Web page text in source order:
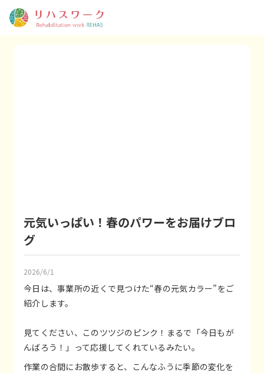
元気いっぱい！春のパワーをお届けブロ
グ
2026/6/1
今日は、事業所の近くで見つけた“春の元気カラー”をご
紹介します。
見てください、このツツジのピンク！まるで「今日もが
んばろう！」って応援してくれているみたい。
作業の合間にお散歩すると、こんなふうに季節の変化を